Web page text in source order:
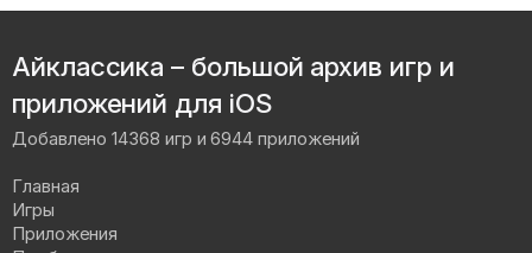
Айклассика – большой архив игр и
приложений для iOS
Добавлено 14368 игр и 6944 приложений
Главная
Игры
Приложения